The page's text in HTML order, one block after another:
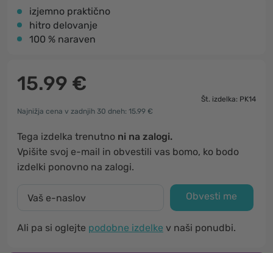
izjemno praktično
hitro delovanje
100 % naraven
15.99 €
Št. izdelka: PK14
Najnižja cena v zadnjih 30 dneh: 15.99 €
Tega izdelka trenutno ni na zalogi.
Vpišite svoj e-mail in obvestili vas bomo, ko bodo
izdelki ponovno na zalogi.
Obvesti me
Ali pa si oglejte podobne izdelke v naši ponudbi.